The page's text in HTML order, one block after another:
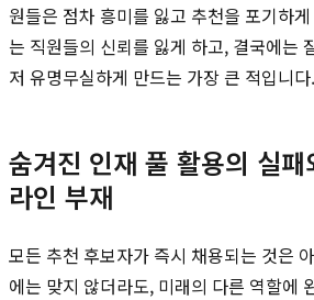
원들은 점차 흥미를 잃고 추천을 포기하
는 직원들의 신뢰를 잃게 하고, 결국에는
저 유명무실하게 만드는 가장 큰 적입니다.
숨겨진 인재 풀 활용의 실
라인 부재
모든 추천 후보자가 즉시 채용되는 것은
에는 맞지 않더라도, 미래의 다른 역할에